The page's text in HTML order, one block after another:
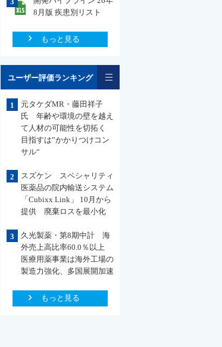
8月版 疾患別リスト
もっと見る
ユーザー評価ランキング
1
元タケダMR・藤田祥子
氏 年齢や環境の壁を越え
て人材の可能性を切拓く
目指すは”かかりつけコン
サル“
2
スズケン スペシャリティ
医薬品の院内輸送システム
「Cubixx Link」 10月から
提供 廃棄ロスを最小化
3
久光製薬・第8期中計 海
外売上高比率60.0％以上
医療用薬事業は海外工場の
製造力強化、多国展開加速
もっと見る